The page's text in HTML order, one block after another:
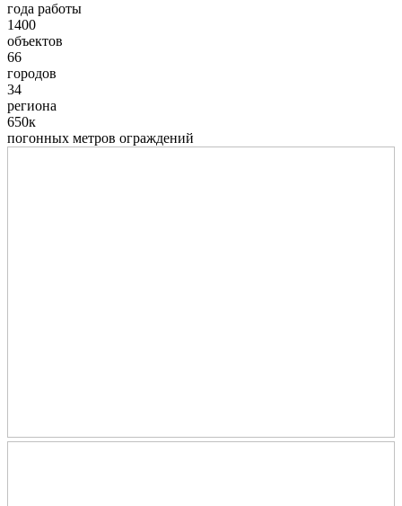
года работы
1400
объектов
66
городов
34
региона
650к
погонных метров ограждений